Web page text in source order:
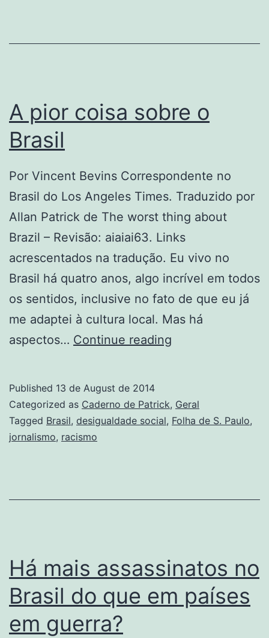
A pior coisa sobre o
Brasil
Por Vincent Bevins Correspondente no
Brasil do Los Angeles Times. Traduzido por
Allan Patrick de The worst thing about
Brazil – Revisão: aiaiai63. Links
acrescentados na tradução. Eu vivo no
Brasil há quatro anos, algo incrível em todos
os sentidos, inclusive no fato de que eu já
me adaptei à cultura local. Mas há
aspectos… Continue reading
sobre
o
Published 13 de August de 2014
Categorized as Caderno de Patrick, Geral
Tagged Brasil, desigualdade social, Folha de S. Paulo,
jornalismo, racismo
Há mais assassinatos no
Brasil do que em países
em guerra?